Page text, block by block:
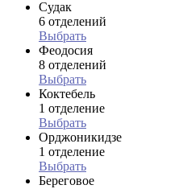
Судак
6 отделений
Выбрать
Феодосия
8 отделений
Выбрать
Коктебель
1 отделение
Выбрать
Орджоникидзе
1 отделение
Выбрать
Береговое